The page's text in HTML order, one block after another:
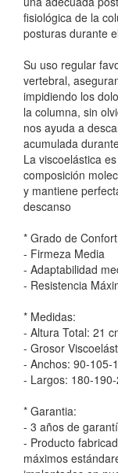
fisiológica de la
posturas durante
Su uso regular
vertebral,
impidiendo los
la columna, sin
nos ayuda a
acumulada
La viscoelástica
composición
y mantiene
descanso
* Grado de
- Firmeza Media
- Adaptabilidad
- Resistencia
* Medidas:
- Altura Total: 21
- Grosor
- Anchos: 90-105-
- Largos: 180-
* Garantia:
- 3 años de
- Producto
máximos